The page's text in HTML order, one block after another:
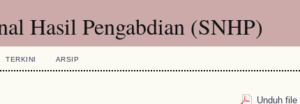
Hasil Pengabdian (SNHP)
TERKINI ARSIP
Unduh file